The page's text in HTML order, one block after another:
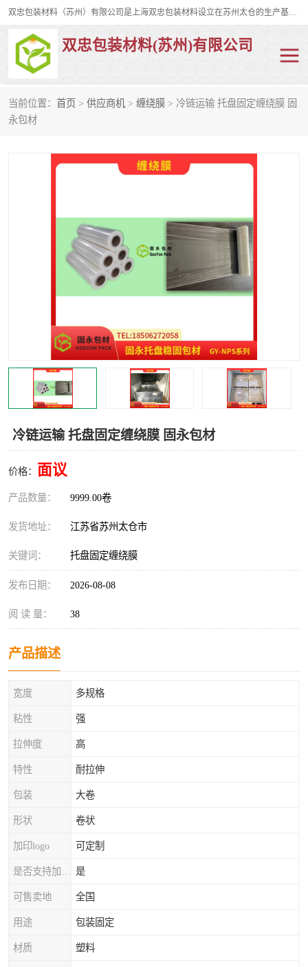
双忠包装材料（苏州）有限公司是上海双忠包装材料设立在苏州太仓的生产基地，占地约2万平米，产品主要有打孔缠绕膜，拉伸蜂窝纸，集装箱充气袋，滑托板，打包带，裹包网兜，防滑纸等箱体和托盘的运输和保护性包材。固永包材®，GooYon Pack®，是我们保护性包装材料的专属品牌。
双忠包装材料(苏州)有限公司
当前位置： 首页 > 供应商机 > 缠绕膜 > 冷链运输 托盘固定缠绕膜 固
永包材
冷链运输 托盘固定缠绕膜 固永包材
价格： 面议
产品数量： 9999.00卷
发货地址： 江苏省苏州太仓市
关键词： 托盘固定缠绕膜
发布日期： 2026-08-08
阅 读 量： 38
产品描述
宽度 多规格
粘性 强
拉伸度 高
特性 耐拉伸
包装 大卷
形状 卷状
加印logo 可定制
是
可售卖地 全国
用途 包装固定
材质 塑料
打孔缠绕膜
裹包网兜 纤维打包带
缠绕膜
托盘裹包网兜